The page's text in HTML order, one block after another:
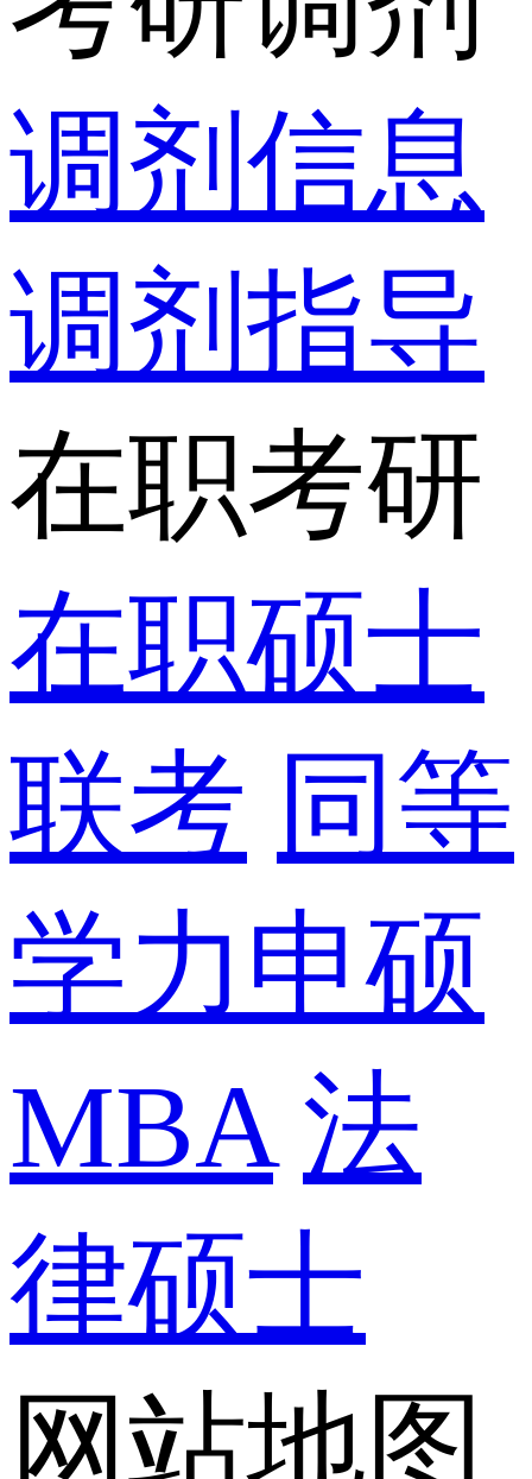
调剂信息
调剂指导
在职考研
在职硕士
联考 同等
学力申硕
MBA 法
律硕士
网站地图